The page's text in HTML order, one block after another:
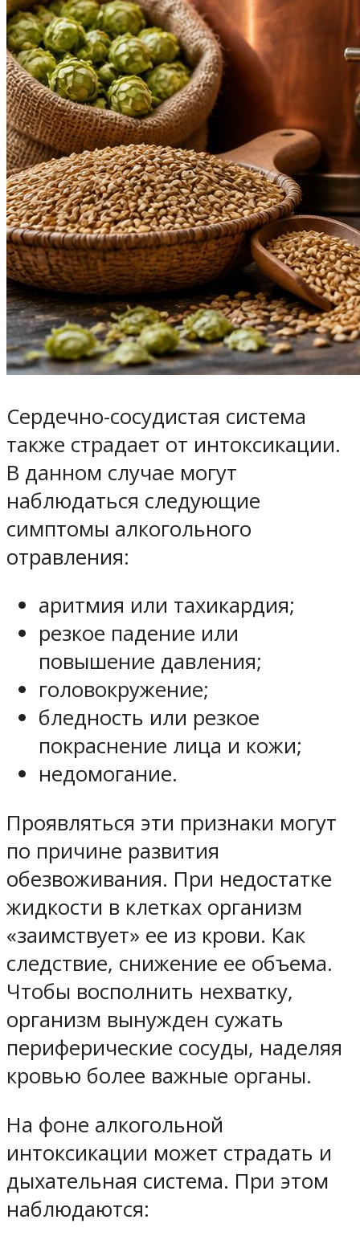
Сердечно-сосудистая система
также страдает от интоксикации.
В данном случае могут
наблюдаться следующие
симптомы алкогольного
отравления:
аритмия или тахикардия;
резкое падение или
повышение давления;
головокружение;
бледность или резкое
покраснение лица и кожи;
недомогание.
Проявляться эти признаки могут
по причине развития
обезвоживания. При недостатке
жидкости в клетках организм
«заимствует» ее из крови. Как
следствие, снижение ее объема.
Чтобы восполнить нехватку,
организм вынужден сужать
периферические сосуды, наделяя
кровью более важные органы.
На фоне алкогольной
интоксикации может страдать и
дыхательная система. При этом
наблюдаются: